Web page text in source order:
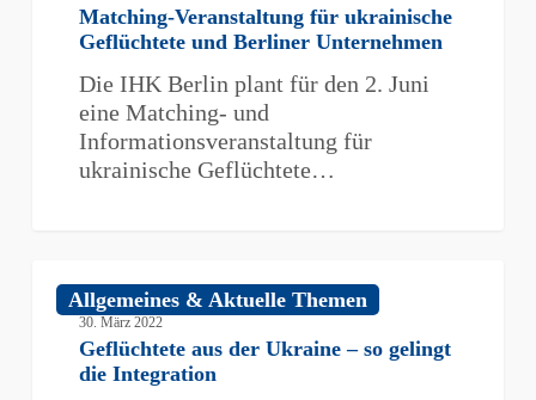
ukrainische
Geflüchtete
Berliner
Unternehmen
Matching-Veranstaltung für ukrainische
Geflüchtete und Berliner Unternehmen
Die IHK Berlin plant für den 2. Juni
eine Matching- und
Informationsveranstaltung für
ukrainische Geflüchtete…
Ukraine
Allgemeines & Aktuelle Themen
30. März 2022
Geflüchtete aus der Ukraine – so gelingt
die Integration